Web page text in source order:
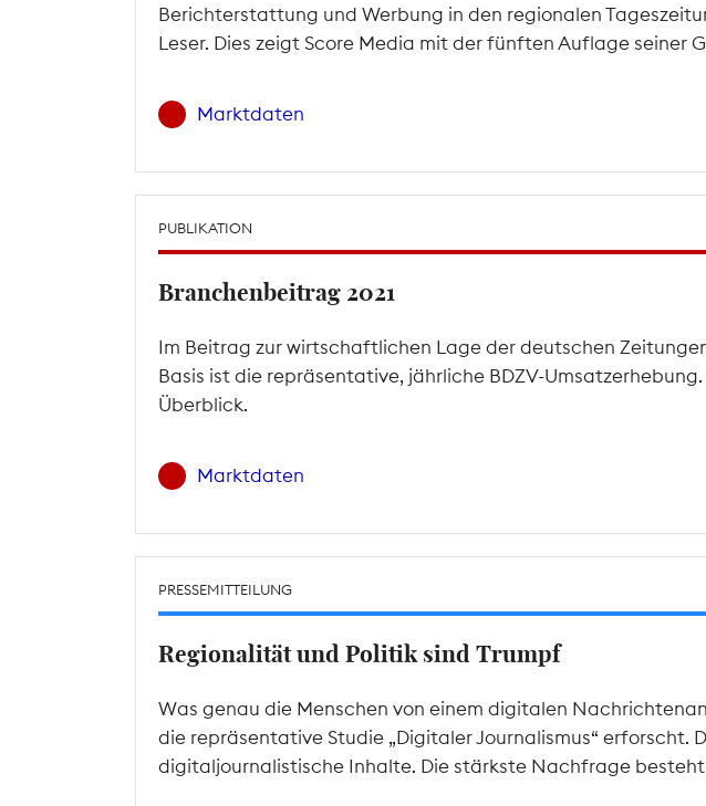
Berichterstattung und Werbung in den regionalen
Leser. Dies zeigt Score Media mit der fünften Auflage seiner
Marktdaten
PUBLIKATION
Branchenbeitrag 2021
Im Beitrag zur wirtschaftlichen Lage der deutschen
Basis ist die repräsentative, jährliche BDZV-
Überblick.
Marktdaten
PRESSEMITTEILUNG
Regionalität und Politik sind Trumpf
Was genau die Menschen von einem digitalen
die repräsentative Studie „Digitaler Journalismus“ erforscht.
digitaljournalistische Inhalte. Die stärkste Nachfrage besteht